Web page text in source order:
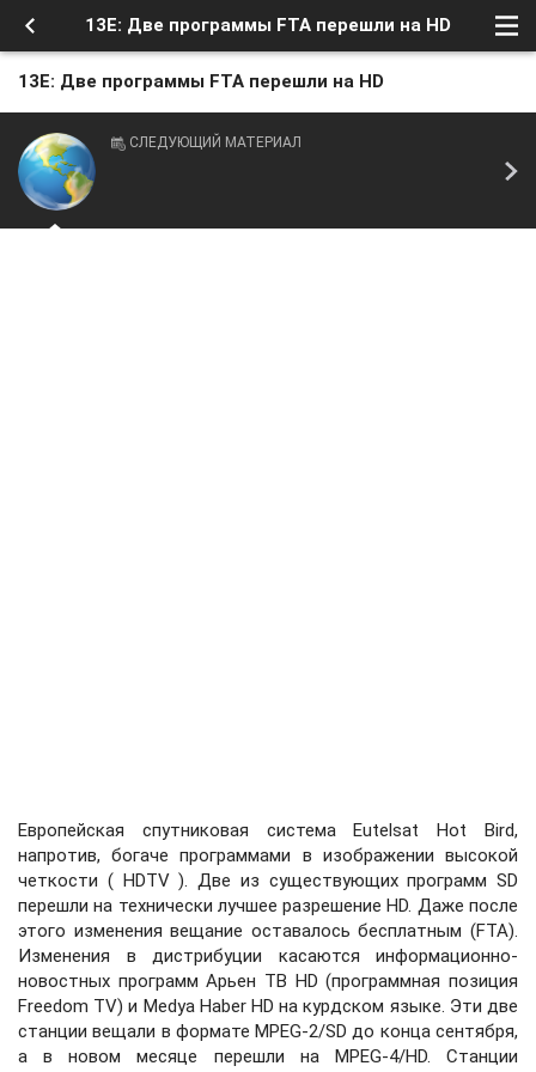
13E: Две программы FTA перешли на HD
13E: Две программы FTA перешли на HD
СЛЕДУЮЩИЙ МАТЕРИАЛ
Европейская спутниковая система Eutelsat Hot Bird,
напротив, богаче программами в изображении высокой
четкости ( HDTV ). Две из существующих программ SD
перешли на технически лучшее разрешение HD. Даже после
этого изменения вещание оставалось бесплатным (FTA).
Изменения в дистрибуции касаются информационно-
новостных программ Арьен ТВ HD (программная позиция
Freedom TV) и Medya Haber HD на курдском языке. Эти две
станции вещали в формате MPEG-2/SD до конца сентября,
а в новом месяце перешли на MPEG-4/HD. Станции